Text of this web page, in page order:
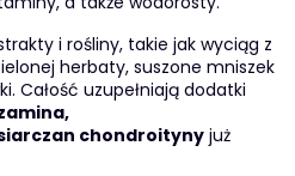
i rośliny, takie jak wyciąg z
herbaty, suszone mniszek
Całość uzupełniają dodatki
chondroitynyjuż